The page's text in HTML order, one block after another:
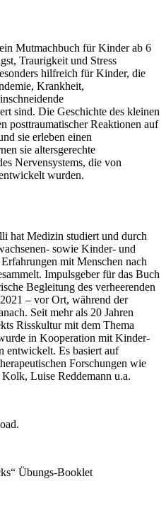
Mutmachbuch für Kinder ab 6
Traurigkeit und Stress
hilfreich für Kinder, die
Krankheit,
sind. Die Geschichte des kleinen
posttraumatischer Reaktionen auf
sie erleben einen
sie altersgerechte
Nervensystems, die von
wurden.
hat Medizin studiert und durch
sowie Kinder- und
mit Menschen nach
Impulsgeber für das Buch
Begleitung des verheerenden
– vor Ort, während der
Seit mehr als 20 Jahren
Risskultur mit dem Thema
in Kooperation mit Kinder-
entwickelt. Es basiert auf
Forschungen wie
Luise Reddemann u.a.
Übungs-Booklet